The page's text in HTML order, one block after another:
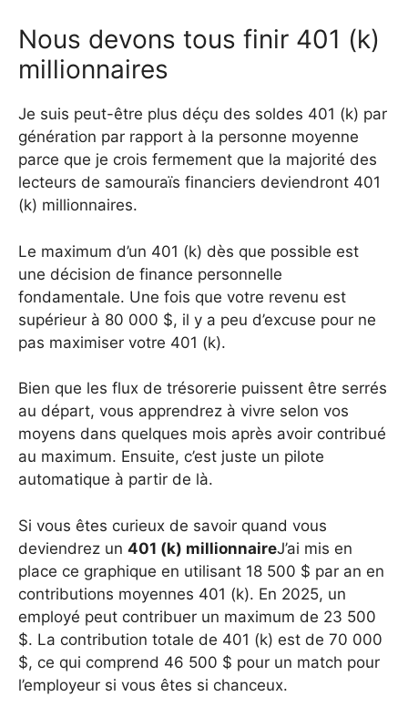
Nous devons tous finir 401 (k)
millionnaires
Je suis peut-être plus déçu des soldes 401 (k) par
génération par rapport à la personne moyenne
parce que je crois fermement que la majorité des
lecteurs de samouraïs financiers deviendront 401
(k) millionnaires.
Le maximum d’un 401 (k) dès que possible est
une décision de finance personnelle
fondamentale. Une fois que votre revenu est
supérieur à 80 000 $, il y a peu d’excuse pour ne
pas maximiser votre 401 (k).
Bien que les flux de trésorerie puissent être serrés
au départ, vous apprendrez à vivre selon vos
moyens dans quelques mois après avoir contribué
au maximum. Ensuite, c’est juste un pilote
automatique à partir de là.
Si vous êtes curieux de savoir quand vous
deviendrez un 401 (k) millionnaireJ’ai mis en
place ce graphique en utilisant 18 500 $ par an en
contributions moyennes 401 (k). En 2025, un
employé peut contribuer un maximum de 23 500
$. La contribution totale de 401 (k) est de 70 000
$, ce qui comprend 46 500 $ pour un match pour
l’employeur si vous êtes si chanceux.